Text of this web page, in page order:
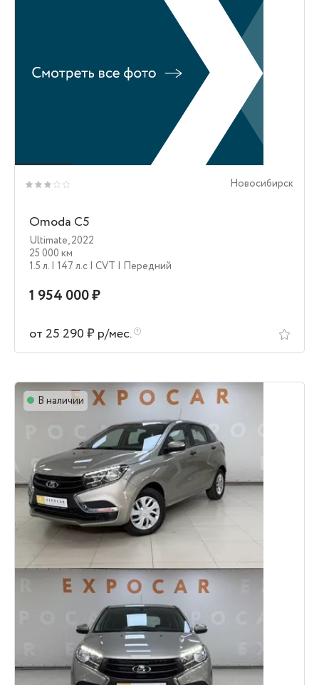
Новосибирск
Omoda C5
Ultimate,2022
25 000 км
1.5 л. | 147 л.c | CVT | Передний
1 954 000 ₽
от 25 290 ₽ р/мес.
В наличии